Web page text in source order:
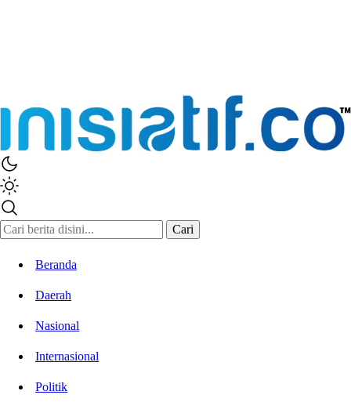
Inisiatif.co
Stay Connected Stay Informed
Cari
Beranda
Daerah
Nasional
Internasional
Politik